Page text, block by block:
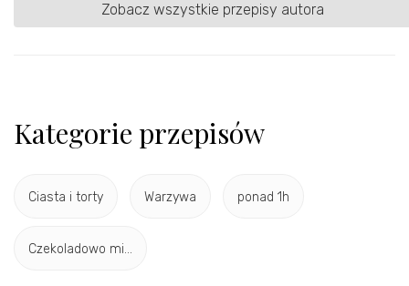
Zobacz wszystkie przepisy autora
Kategorie przepisów
Ciasta i torty Warzywa ponad 1h
Czekoladowo mi...